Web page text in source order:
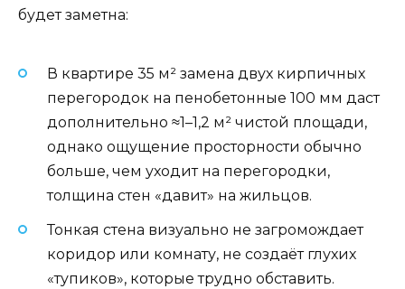
будет заметна:
В квартире 35 м² замена двух кирпичных
перегородок на пенобетонные 100 мм даст
дополнительно ≈1–1,2 м² чистой площади,
однако ощущение просторности обычно
больше, чем уходит на перегородки,
толщина стен «давит» на жильцов.
Тонкая стена визуально не загромождает
коридор или комнату, не создаёт глухих
«тупиков», которые трудно обставить.